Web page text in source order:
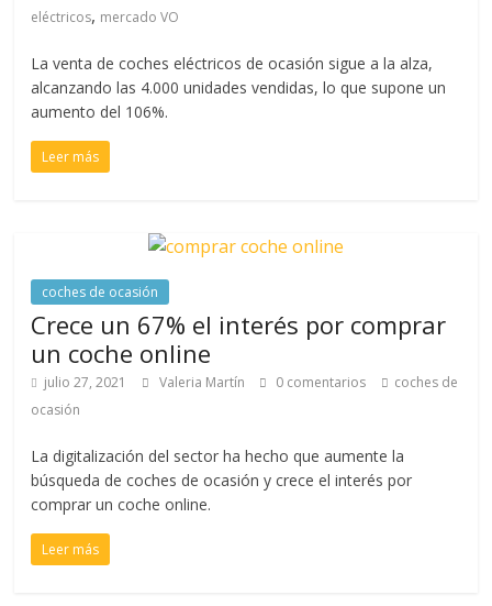
eléctricos, mercado VO
La venta de coches eléctricos de ocasión sigue a la alza,
alcanzando las 4.000 unidades vendidas, lo que supone un
aumento del 106%.
Leer más
coches de ocasión
Crece un 67% el interés por comprar
un coche online
julio 27, 2021 Valeria Martín 0 comentarios
coches de
ocasión
La digitalización del sector ha hecho que aumente la
búsqueda de coches de ocasión y crece el interés por
comprar un coche online.
Leer más